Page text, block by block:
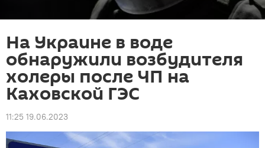
На Украине в воде
обнаружили возбудителя
холеры после ЧП на
Каховской ГЭС
11:25 19.06.2023